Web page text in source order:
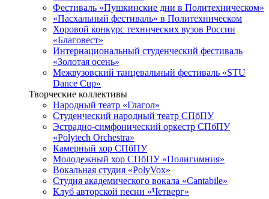
Фестиваль «Пушкинские дни в Политехническом»
«Пасхальный фестиваль» в Политехническом
Хоровой конкурс технических вузов России
«Благовест»
Интернациональный студенческий фестиваль
«Золотая осень»
Межвузовский танцевальный фестиваль «STU
Dance Cup»
Творческие коллективы
Народный театр «Глагол»
Студенческий народный театр СПбПУ
Эстрадно-симфонический оркестр СПбПУ
«Polytech Orchestra»
Камерный хор СПбПУ
Молодежный хор СПбПУ «Полигимния»
Вокальная студия «PolyVox»
Студия академического вокала «Cantabile»
Клуб авторской песни «Четверг»